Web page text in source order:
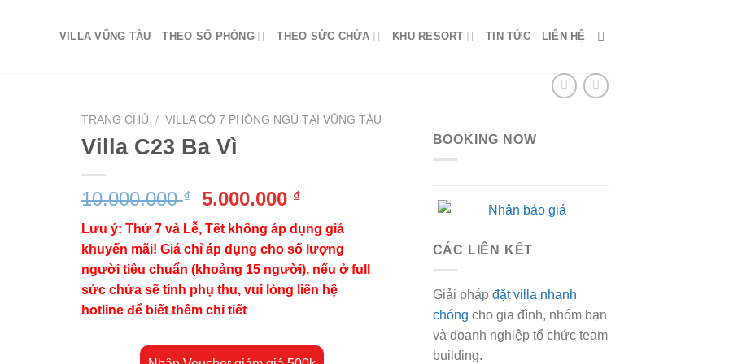
VILLA VŨNG TÀU THEO SỐ PHÒNG THEO SỨC CHỨA KHU RESORT TIN TỨC LIÊN HỆ
BOOKING NOW
CÁC LIÊN KẾT
Giải pháp đặt villa nhanh
chóng cho gia đình, nhóm bạn
và doanh nghiệp tổ chức team
building.
TRANG CHỦ / VILLA CÓ 7 PHÒNG NGỦ TẠI VŨNG TÀU
Villa C23 Ba Vì
10.000.000₫
Giá
gốc
là:
10.000.000 ₫.
5.000.000 ₫Giá
tại
là:
5.000.000 ₫.
Lưu ý: Thứ 7 và Lễ, Tết không áp dụng giá
khuyến mãi! Giá chỉ áp dụng cho số lượng
người tiêu chuẩn (khoảng 15 người), nếu ở full
sức chứa sẽ tính phụ thu, vui lòng liên hệ
hotline để biết thêm chi tiết